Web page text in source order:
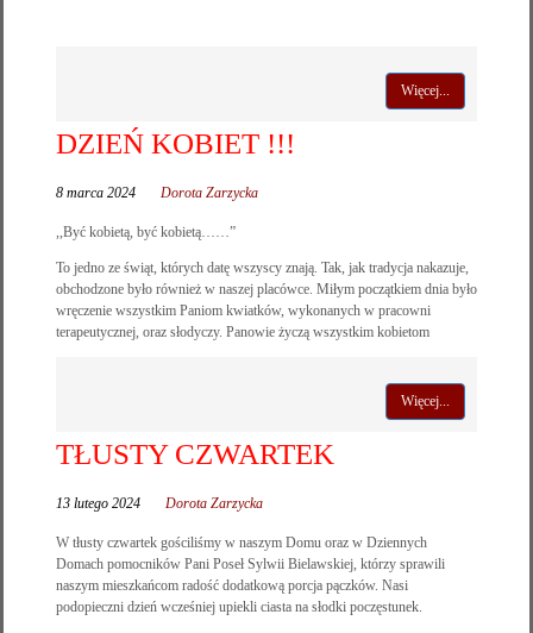
Więcej...
DZIEŃ KOBIET !!!
8 marca 2024 Dorota Zarzycka
,,Być kobietą, być kobietą……”
To jedno ze świąt, których datę wszyscy znają. Tak, jak tradycja nakazuje,
obchodzone było również w naszej placówce. Miłym początkiem dnia było
wręczenie wszystkim Paniom kwiatków, wykonanych w pracowni
terapeutycznej, oraz słodyczy. Panowie życzą wszystkim kobietom
Więcej...
TŁUSTY CZWARTEK
13 lutego 2024 Dorota Zarzycka
W tłusty czwartek gościliśmy w naszym Domu oraz w Dziennych
Domach pomocników Pani Poseł Sylwii Bielawskiej, którzy sprawili
naszym mieszkańcom radość dodatkową porcja pączków. Nasi
podopieczni dzień wcześniej upiekli ciasta na słodki poczęstunek.